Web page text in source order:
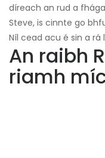
díreach an rud a
Steve, is cinnte go
Níl cead acu é sin a rá
An raibh
riamh